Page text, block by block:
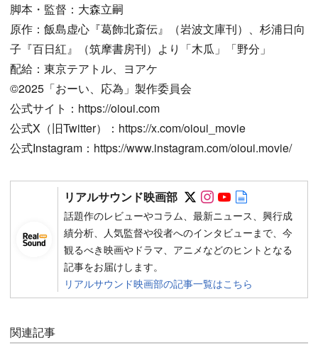
脚本・監督：大森立嗣
原作：飯島虚心『葛飾北斎伝』（岩波文庫刊）、杉浦日向
子『百日紅』（筑摩書房刊）より「木瓜」「野分」
配給：東京テアトル、ヨアケ
©︎2025「おーい、応為」製作委員会
公式サイト：https://oioui.com
公式X（旧Twitter）：https://x.com/oioui_movie
公式Instagram：https://www.instagram.com/oioui.movie/
リアルサウンド映画部 Follow on SNS
Follow on SNS
Follow on
話題作のレビューやコラム、最新ニュース、興行成
績分析、人気監督や役者へのインタビューまで、今
観るべき映画やドラマ、アニメなどのヒントとなる
記事をお届けします。
リアルサウンド映画部の記事一覧はこちら
関連記事